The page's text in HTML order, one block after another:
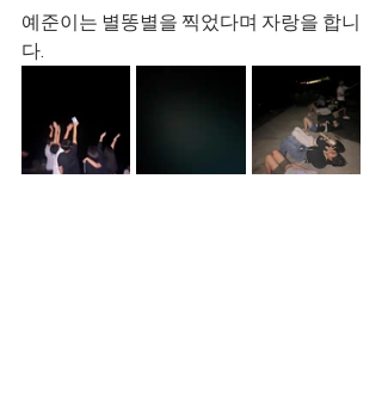
예준이는 별똥별을 찍었다며 자랑을 합니
다.